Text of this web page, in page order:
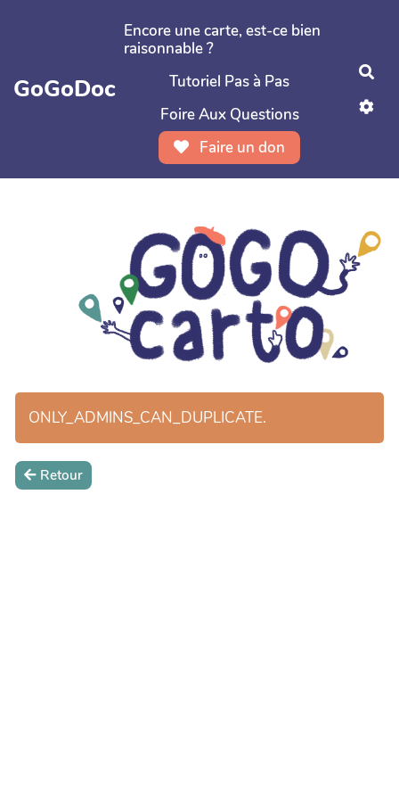
Aller au contenu principal
GoGoDoc
Encore une carte, est-ce bien
raisonnable ?
Tutoriel Pas à Pas
Foire Aux Questions
Faire un don
ONLY_ADMINS_CAN_DUPLICATE.
Retour